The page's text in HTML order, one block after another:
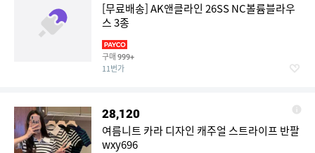
[무료배송] AK앤클라인 26SS NC볼륨블라우
스 3종
구매 999+
11번가
28,120
여름니트 카라 디자인 캐주얼 스트라이프 반팔
wxy696